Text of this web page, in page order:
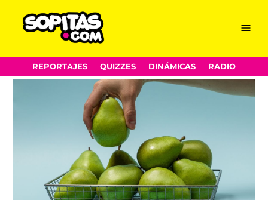
Skip
to
Menu
REPORTAJES QUIZZES DINÁMICAS RADIO